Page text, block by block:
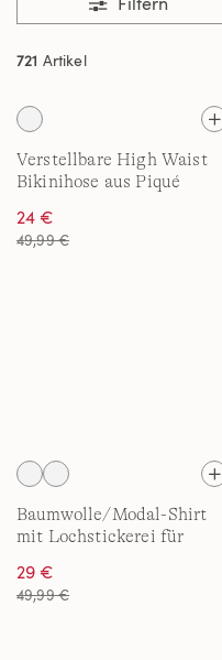
721 Artikel
Verstellbare High Waist
Bikinihose aus Piqué
24 €
49,99 €
Baumwolle/Modal-Shirt
mit Lochstickerei für
29 €
49,99 €